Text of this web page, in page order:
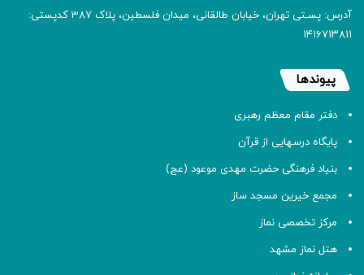
آدرس: پسـتی تهران، خیابان طالقانی، میدان فلسطین، پلاک 387 کدپستی:
۱۴۱۶۷۱۳۸۱۱
پیوندها
دفتر مقام معظم رهبری
پایگاه درسهایی از قرآن
بنیاد فرهنگی حضرت مهدی موعود (عج)
مجمع خیرین مسجد ساز
مرکز تخصصی نماز
هتل نماز مشهد